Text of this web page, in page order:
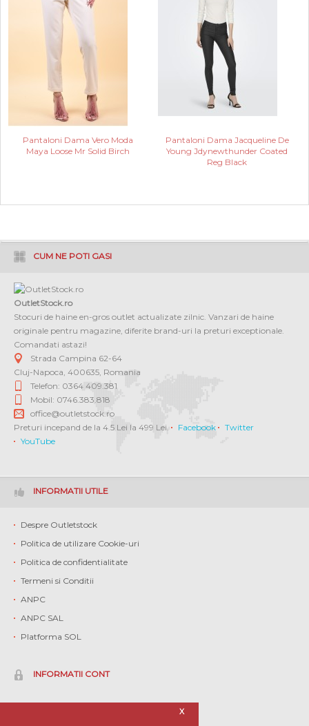
X
Pantaloni Dama Vero Moda
Maya Loose Mr Solid Birch
Pantaloni Dama Jacqueline De
Young Jdynewthunder Coated
Reg Black
CUM NE POTI GASI
OutletStock.ro
Stocuri de haine en-gros outlet actualizate zilnic. Vanzari de haine
originale pentru magazine, diferite brand-uri la preturi exceptionale.
Comandati astazi!
Strada Campina 62-64
Cluj-Napoca 400635 Romania
Telefon: 0364 409.381
Mobil: 0746.383.818
office@outletstock.ro
Preturi incepand de la 4.5 Lei la 499 Lei.
Facebook
Twitter
YouTube
INFORMATII UTILE
Despre Outletstock
Politica de utilizare Cookie-uri
Politica de confidentialitate
Termeni si Conditii
ANPC
ANPC SAL
Platforma SOL
INFORMATII CONT